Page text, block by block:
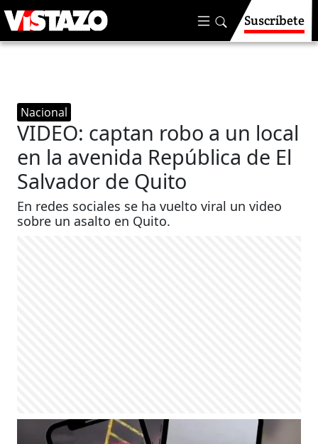
Suscríbete
Nacional
VIDEO: captan robo a un local
en la avenida República de El
Salvador de Quito
En redes sociales se ha vuelto viral un video
sobre un asalto en Quito.